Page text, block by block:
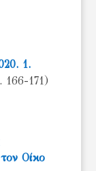
1.
171)
Οίκο